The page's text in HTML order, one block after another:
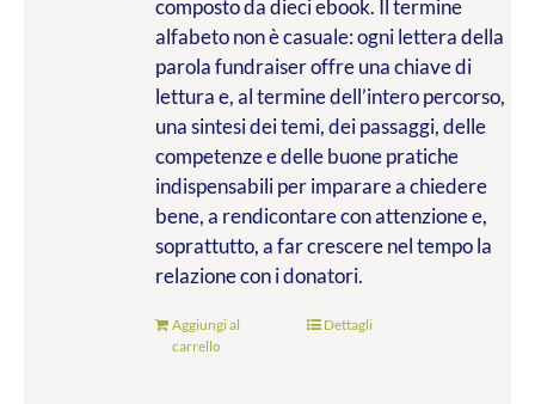
composto da dieci ebook. Il termine
alfabeto non è casuale: ogni lettera della
parola fundraiser offre una chiave di
lettura e, al termine dell’intero percorso,
una sintesi dei temi, dei passaggi, delle
competenze e delle buone pratiche
indispensabili per imparare a chiedere
bene, a rendicontare con attenzione e,
soprattutto, a far crescere nel tempo la
relazione con i donatori.
Aggiungi al
carrello
Dettagli